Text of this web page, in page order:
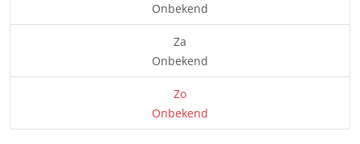
Onbekend
Za
Onbekend
Zo
Onbekend